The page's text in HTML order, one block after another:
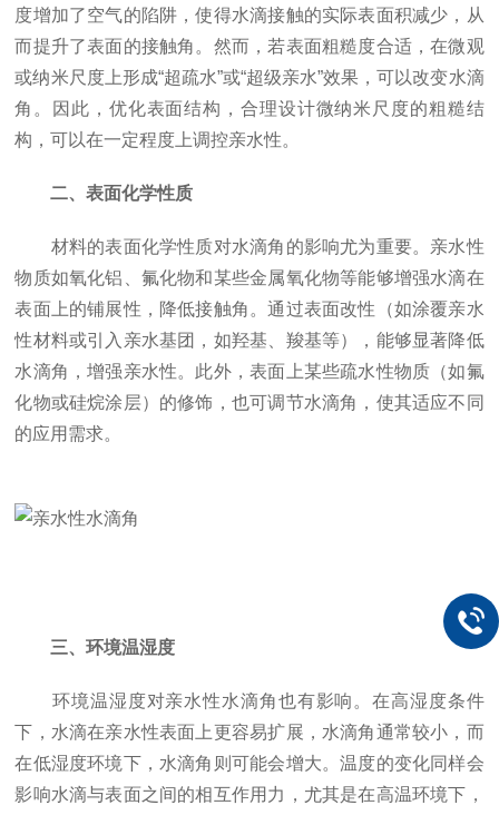
度增加了空气的陷阱，使得水滴接触的实际表面积减少，从
而提升了表面的接触角。然而，若表面粗糙度合适，在微观
或纳米尺度上形成“超疏水”或“超级亲水”效果，可以改变水滴
角。因此，优化表面结构，合理设计微纳米尺度的粗糙结
构，可以在一定程度上调控亲水性。
二、表面化学性质
材料的表面化学性质对水滴角的影响尤为重要。亲水性
物质如氧化铝、氟化物和某些金属氧化物等能够增强水滴在
表面上的铺展性，降低接触角。通过表面改性（如涂覆亲水
性材料或引入亲水基团，如羟基、羧基等），能够显著降低
水滴角，增强亲水性。此外，表面上某些疏水性物质（如氟
化物或硅烷涂层）的修饰，也可调节水滴角，使其适应不同
的应用需求。
三、环境温湿度
环境温湿度对亲水性水滴角也有影响。在高湿度条件
下，水滴在亲水性表面上更容易扩展，水滴角通常较小，而
在低湿度环境下，水滴角则可能会增大。温度的变化同样会
影响水滴与表面之间的相互作用力，尤其是在高温环境下，